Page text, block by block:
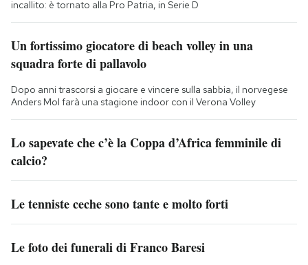
incallito: è tornato alla Pro Patria, in Serie D
Un fortissimo giocatore di beach volley in una
squadra forte di pallavolo
Dopo anni trascorsi a giocare e vincere sulla sabbia, il norvegese
Anders Mol farà una stagione indoor con il Verona Volley
Lo sapevate che c’è la Coppa d’Africa femminile di
calcio?
Le tenniste ceche sono tante e molto forti
Le foto dei funerali di Franco Baresi